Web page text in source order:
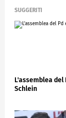
intellettuali,
ministro dei
SUGGERITI
L'assemblea del
Schlein